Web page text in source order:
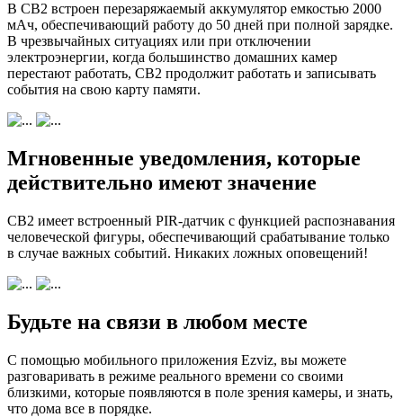
В CB2 встроен перезаряжаемый аккумулятор емкостью 2000
мАч, обеспечивающий работу до 50 дней при полной зарядке.
В чрезвычайных ситуациях или при отключении
электроэнергии, когда большинство домашних камер
перестают работать, CB2 продолжит работать и записывать
события на свою карту памяти.
Мгновенные уведомления, которые
действительно имеют значение
CB2 имеет встроенный PIR-датчик с функцией распознавания
человеческой фигуры, обеспечивающий срабатывание только
в случае важных событий. Никаких ложных оповещений!
Будьте на связи в любом месте
С помощью мобильного приложения Ezviz, вы можете
разговаривать в режиме реального времени со своими
близкими, которые появляются в поле зрения камеры, и знать,
что дома все в порядке.